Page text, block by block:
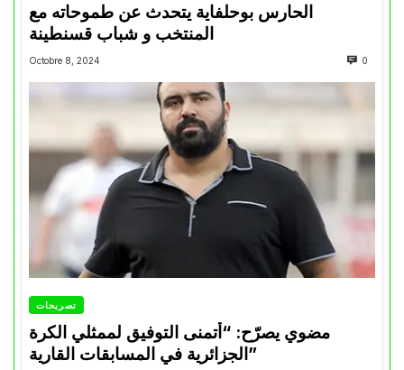
الحارس بوحلفاية يتحدث عن طموحاته مع
المنتخب و شباب قسنطينة
Octobre 8, 2024 0
تصريحات
مضوي يصرّح: “أتمنى التوفيق لممثلي الكرة
الجزائرية في المسابقات القارية”